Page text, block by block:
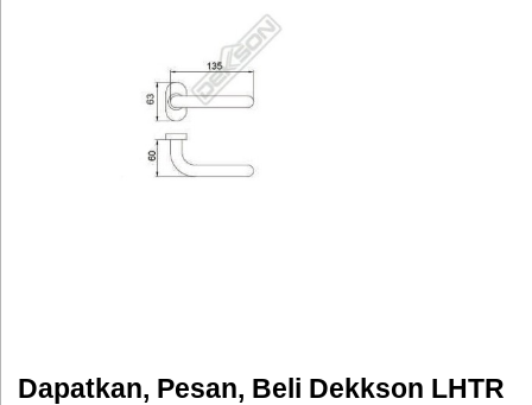
Dapatkan, Pesan, Beli Dekkson LHTR